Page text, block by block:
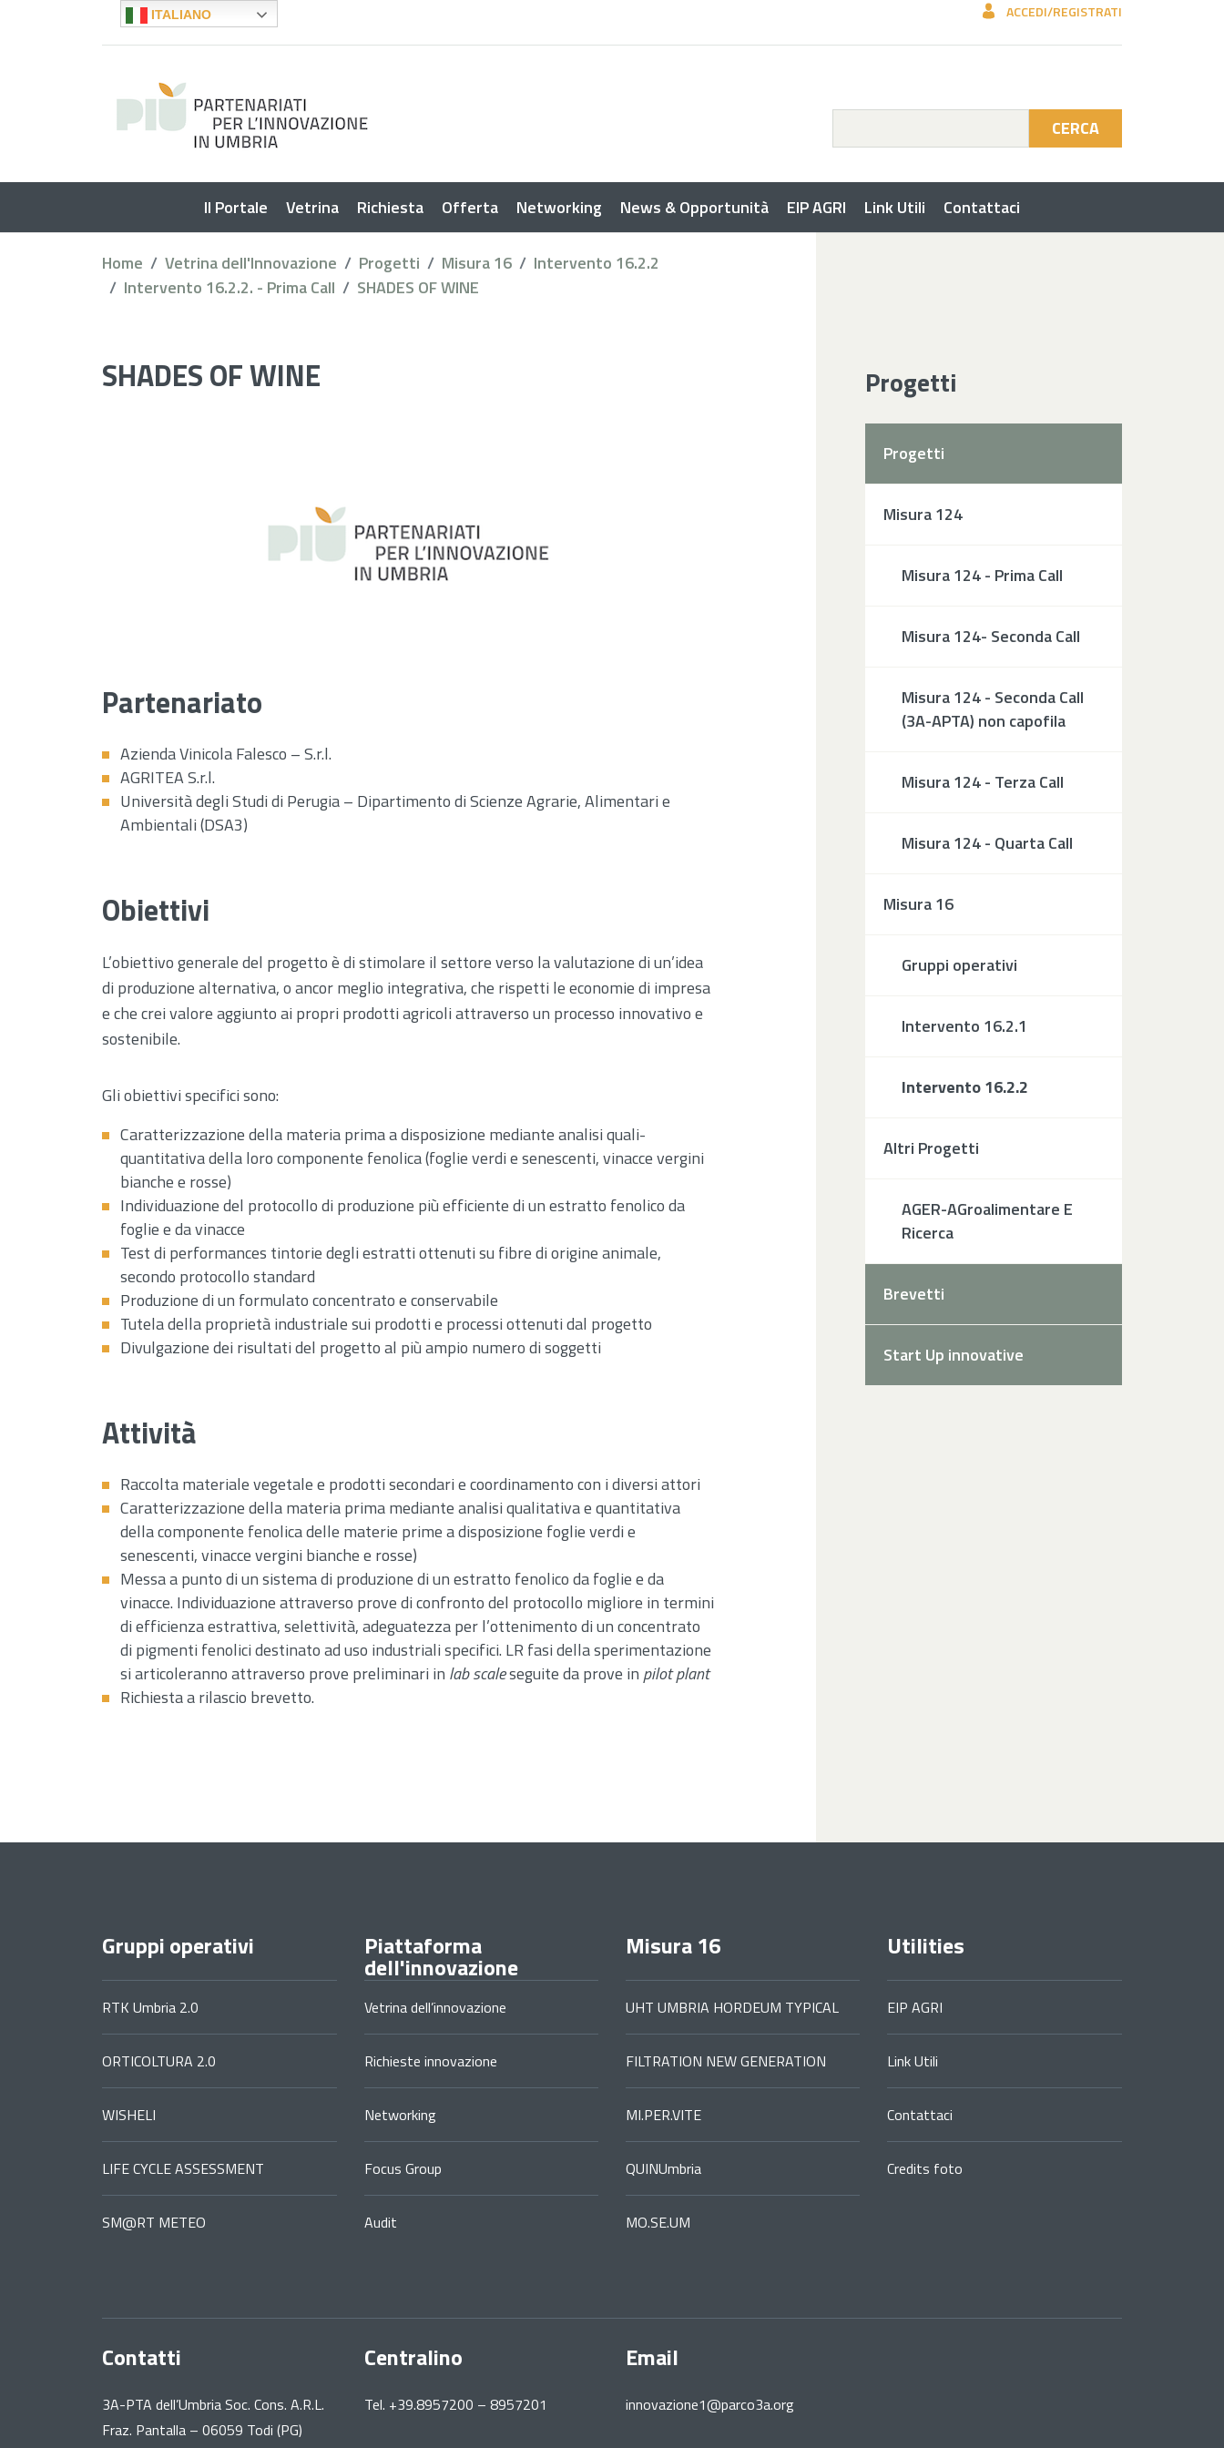
ITALIANO ACCEDI/REGISTRATI
CERCA
Il Portale Vetrina Richiesta Offerta Networking News & Opportunità EIP AGRI Link Utili Contattaci
Home Vetrina dell'Innovazione Progetti Misura 16
Intervento 16.2.2
Intervento 16.2.2. - Prima Call
SHADES OF WINE
SHADES OF WINE
Partenariato
Azienda Vinicola Falesco – S.r.l.
AGRITEA S.r.l.
Università degli Studi di Perugia – Dipartimento di Scienze Agrarie, Alimentari e
Ambientali (DSA3)
Obiettivi
L’obiettivo generale del progetto è di stimolare il settore verso la valutazione di un’idea
di produzione alternativa, o ancor meglio integrativa, che rispetti le economie di impresa
e che crei valore aggiunto ai propri prodotti agricoli attraverso un processo innovativo e
sostenibile.
Gli obiettivi specifici sono:
Caratterizzazione della materia prima a disposizione mediante analisi quali-
quantitativa della loro componente fenolica (foglie verdi e senescenti, vinacce vergini
bianche e rosse)
Individuazione del protocollo di produzione più efficiente di un estratto fenolico da
foglie e da vinacce
Test di performances tintorie degli estratti ottenuti su fibre di origine animale,
secondo protocollo standard
Produzione di un formulato concentrato e conservabile
Tutela della proprietà industriale sui prodotti e processi ottenuti dal progetto
Divulgazione dei risultati del progetto al più ampio numero di soggetti
Attività
Raccolta materiale vegetale e prodotti secondari e coordinamento con i diversi attori
Caratterizzazione della materia prima mediante analisi qualitativa e quantitativa
della componente fenolica delle materie prime a disposizione foglie verdi e
senescenti, vinacce vergini bianche e rosse)
Messa a punto di un sistema di produzione di un estratto fenolico da foglie e da
vinacce. Individuazione attraverso prove di confronto del protocollo migliore in termini
di efficienza estrattiva, selettività, adeguatezza per l’ottenimento di un concentrato
di pigmenti fenolici destinato ad uso industriali specifici. LR fasi della sperimentazione
si articoleranno attraverso prove preliminari in lab scaleseguite da prove in pilot plant
Richiesta a rilascio brevetto.
Progetti
Progetti
Misura 124
Misura 124 - Prima Call
Misura 124- Seconda Call
Misura 124 - Seconda Call
(3A-APTA) non capofila
Misura 124 - Terza Call
Misura 124 - Quarta Call
Misura 16
Gruppi operativi
Intervento 16.2.1
Intervento 16.2.2
Altri Progetti
AGER-AGroalimentare E
Ricerca
Brevetti
Start Up innovative
Gruppi operativi
RTK Umbria 2.0
ORTICOLTURA 2.0
WISHELI
LIFE CYCLE ASSESSMENT
SM@RT METEO
Piattaforma
dell'innovazione
Vetrina dell’innovazione
Richieste innovazione
Networking
Focus Group
Audit
Misura 16
UHT UMBRIA HORDEUM TYPICAL
FILTRATION NEW GENERATION
MI.PER.VITE
QUINUmbria
MO.SE.UM
Utilities
EIP AGRI
Link Utili
Contattaci
Credits foto
Contatti
3A-PTA dell’Umbria Soc. Cons. A.R.L.
Fraz. Pantalla – 06059 Todi (PG)
Centralino
Tel. +39.8957200 – 8957201
Email
innovazione1@parco3a.org